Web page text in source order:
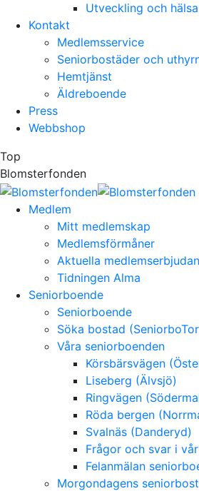
Utveckling och hälsa
Kontakt
Medlemsservice
Seniorbostäder och
Hemtjänst
Äldreboende
Press
Webbshop
Top
Blomsterfonden
Medlem
Mitt medlemskap
Medlemsförmåner
Aktuella
Tidningen Alma
Seniorboende
Seniorboende
Söka bostad
Våra seniorboenden
Körsbärsvägen
Liseberg (Älvsjö)
Ringvägen
Röda bergen
Svalnäs (Danderyd)
Frågor och svar i
Felanmälan
Morgondagens